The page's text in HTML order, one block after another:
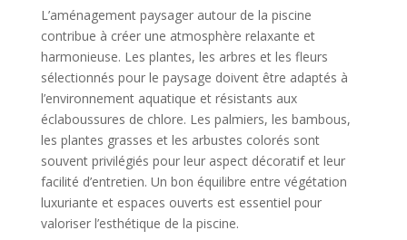
L’aménagement paysager autour de la piscine
contribue à créer une atmosphère relaxante et
harmonieuse. Les plantes, les arbres et les fleurs
sélectionnés pour le paysage doivent être adaptés à
l’environnement aquatique et résistants aux
éclaboussures de chlore. Les palmiers, les bambous,
les plantes grasses et les arbustes colorés sont
souvent privilégiés pour leur aspect décoratif et leur
facilité d’entretien. Un bon équilibre entre végétation
luxuriante et espaces ouverts est essentiel pour
valoriser l’esthétique de la piscine.